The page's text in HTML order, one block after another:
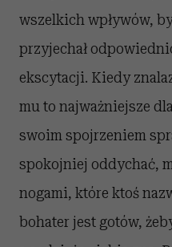
wszelkich wpływów,
przyjechał
ekscytacji. Kiedy
mu to najważniejsze
swoim spojrzeniem
spokojniej oddychać,
nogami, które ktoś
bohater jest gotów,